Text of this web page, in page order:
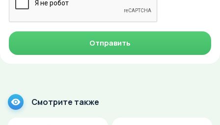
Отправить
Смотрите также